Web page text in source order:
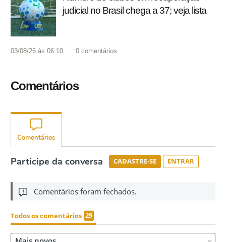
judicial no Brasil chega a 37; veja lista
03/08/26 às 06:10 0 comentários
Comentários